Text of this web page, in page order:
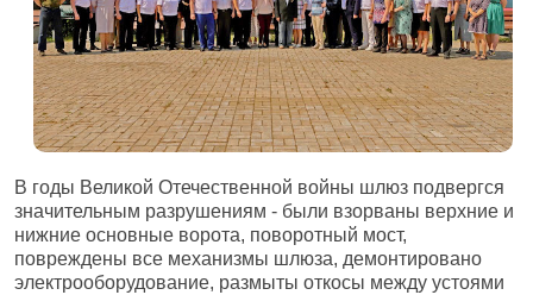
В годы Великой Отечественной войны шлюз подвергся
значительным разрушениям - были взорваны верхние и
нижние основные ворота, поворотный мост,
повреждены все механизмы шлюза, демонтировано
электрооборудование, размыты откосы между устоями